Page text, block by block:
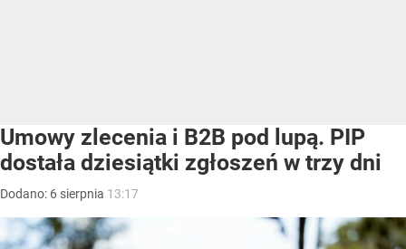
Umowy zlecenia i B2B pod lupą. PIP
dostała dziesiątki zgłoszeń w trzy dni
Dodano: 6 sierpnia 13:17